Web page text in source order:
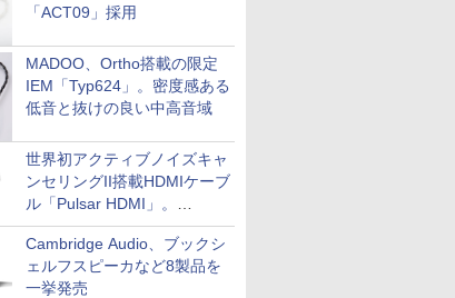
「ACT09」採用
MADOO、Ortho搭載の限定
IEM「Typ624」。密度感ある
低音と抜けの良い中高音域
世界初アクティブノイズキャ
ンセリングII搭載HDMIケーブ
ル「Pulsar HDMI」。
SilentPowerから
Cambridge Audio、ブックシ
ェルフスピーカなど8製品を
一挙発売